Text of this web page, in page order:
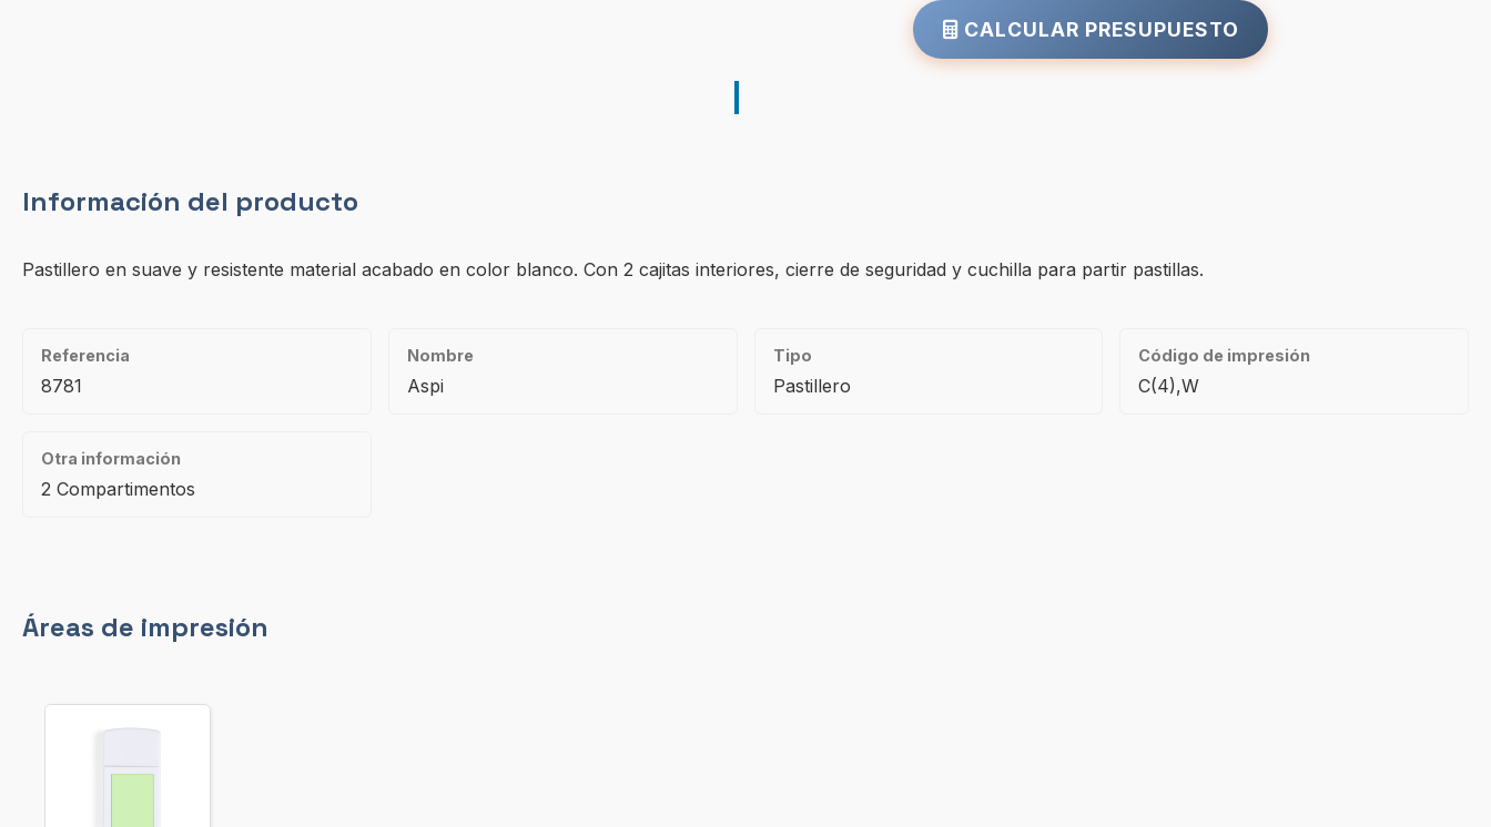
CALCULAR PRESUPUESTO
Información del producto
Pastillero en suave y resistente material acabado en color blanco. Con 2 cajitas interiores, cierre de seguridad y cuchilla para partir pastillas.
Referencia
8781
Nombre
Aspi
Tipo
Pastillero
Código de impresión
C(4),W
Otra información
2 Compartimentos
Áreas de impresión